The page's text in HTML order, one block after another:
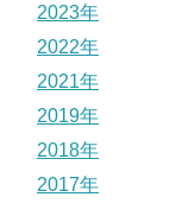
2023年
2022年
2021年
2019年
2018年
2017年